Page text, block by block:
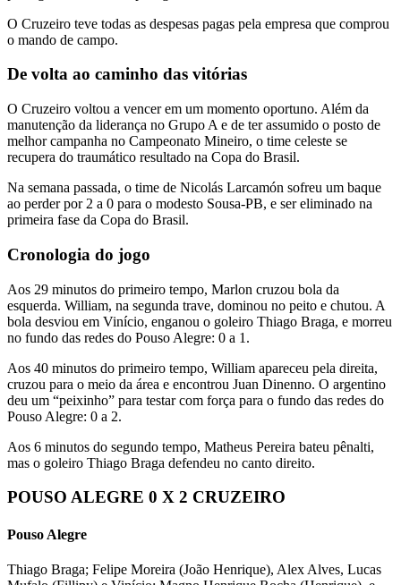
O Cruzeiro teve todas as despesas pagas pela empresa que comprou
o mando de campo.
De volta ao caminho das vitórias
O Cruzeiro voltou a vencer em um momento oportuno. Além da
manutenção da liderança no Grupo A e de ter assumido o posto de
melhor campanha no Campeonato Mineiro, o time celeste se
recupera do traumático resultado na Copa do Brasil.
Na semana passada, o time de Nicolás Larcamón sofreu um baque
ao perder por 2 a 0 para o modesto Sousa-PB, e ser eliminado na
primeira fase da Copa do Brasil.
Cronologia do jogo
Aos 29 minutos do primeiro tempo, Marlon cruzou bola da
esquerda. William, na segunda trave, dominou no peito e chutou. A
bola desviou em Vinício, enganou o goleiro Thiago Braga, e morreu
no fundo das redes do Pouso Alegre: 0 a 1.
Aos 40 minutos do primeiro tempo, William apareceu pela direita,
cruzou para o meio da área e encontrou Juan Dinenno. O argentino
deu um “peixinho” para testar com força para o fundo das redes do
Pouso Alegre: 0 a 2.
Aos 6 minutos do segundo tempo, Matheus Pereira bateu pênalti,
mas o goleiro Thiago Braga defendeu no canto direito.
POUSO ALEGRE 0 X 2 CRUZEIRO
Pouso Alegre
Thiago Braga; Felipe Moreira (João Henrique), Alex Alves, Lucas